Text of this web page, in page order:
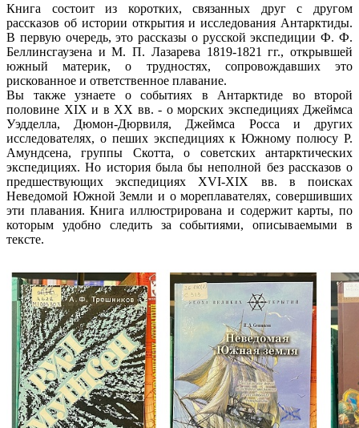
Книга состоит из коротких, связанных друг с другом
рассказов об истории открытия и исследования Антарктиды.
В первую очередь, это рассказы о русской экспедиции Ф. Ф.
Беллинсгаузена и М. П. Лазарева 1819-1821 гг., открывшей
южный материк, о трудностях, сопровождавших это
рискованное и ответственное плавание.
Вы также узнаете о событиях в Антарктиде во второй
половине XIX и в XX вв. - о морских экспедициях Джеймса
Уэдделла, Дюмон-Дюрвиля, Джеймса Росса и других
исследователях, о пеших экспедициях к Южному полюсу Р.
Амундсена, группы Скотта, о советских антарктических
экспедициях. Но история была бы неполной без рассказов о
предшествующих экспедициях XVI-XIX вв. в поисках
Неведомой Южной Земли и о мореплавателях, совершивших
эти плавания. Книга иллюстрирована и содержит карты, по
которым удобно следить за событиями, описываемыми в
тексте.